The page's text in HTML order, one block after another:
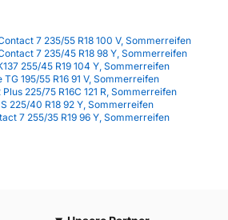
7 235/55 R18 100 V, Sommerreifen
7 235/45 R18 98 Y, Sommerreifen
255/45 R19 104 Y, Sommerreifen
TG 195/55 R16 91 V, Sommerreifen
225/75 R16C 121 R, Sommerreifen
225/40 R18 92 Y, Sommerreifen
7 255/35 R19 96 Y, Sommerreifen